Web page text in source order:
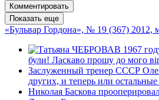
Комментировать
Показать еще
«Бульвар Гордона», № 19 (367) 2012,
В 1967
були! Ласкаво прошу до мого
Заслуженный тренер СССР
других, и теперь или
Николая Баскова